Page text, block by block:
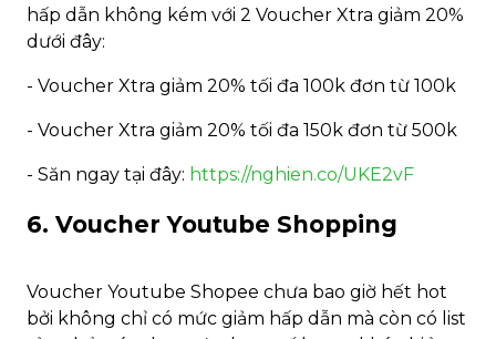
hấp dẫn không kém với 2 Voucher Xtra giảm 20%
dưới đây:
- Voucher Xtra giảm 20% tối đa 100k đơn từ 100k
- Voucher Xtra giảm 20% tối đa 150k đơn từ 500k
- Săn ngay tại đây: https://nghien.co/UKE2vF
6. Voucher Youtube Shopping
Voucher Youtube Shopee chưa bao giờ hết hot
bởi không chỉ có mức giảm hấp dẫn mà còn có list